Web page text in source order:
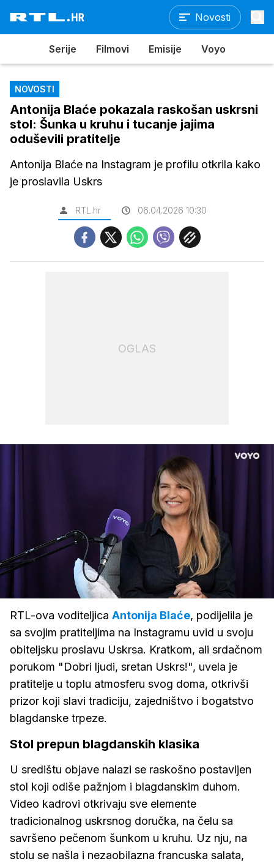
Novosti
Serije Filmovi Emisije Voyo
NOVOSTI
Antonija Blaće pokazala raskošan uskrsni
stol: Šunka u kruhu i tucanje jajima
oduševili pratitelje
Antonija Blaće na Instagram je profilu otkrila kako
je proslavila Uskrs
RTL.hr 06.04.2026 10:30
OGLAS
zvuk
Loaded
RTL-ova voditeljica Antonija Blaće, podijelila je
sa svojim pratiteljima na Instagramu uvid u svoju
obiteljsku proslavu Uskrsa. Kratkom, ali srdačnom
porukom "Dobri ljudi, sretan Uskrs!", uvela je
pratitelje u toplu atmosferu svog doma, otkrivši
prizor koji slavi tradiciju, zajedništvo i bogatstvo
blagdanske trpeze.
Stol prepun blagdanskih klasika
U središtu objave nalazi se raskošno postavljen
stol koji odiše pažnjom i blagdanskim duhom.
Video kadrovi otkrivaju sve elemente
tradicionalnog uskrsnog doručka, na čelu sa
savršeno pečenom šunkom u kruhu. Uz nju, na
stolu se našla i nezaobilazna francuska salata,